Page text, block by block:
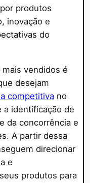
produtos
inovação e
do
vendidos é
desejam
competitivano
a identificação de
da concorrência e
A partir dessa
direcionar
e
produtos para